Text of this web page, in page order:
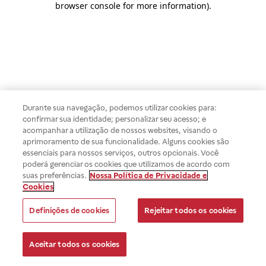
browser console for more information).
Durante sua navegação, podemos utilizar cookies para:
confirmar sua identidade; personalizar seu acesso; e
acompanhar a utilização de nossos websites, visando o
aprimoramento de sua funcionalidade. Alguns cookies são
essenciais para nossos serviços, outros opcionais. Você
poderá gerenciar os cookies que utilizamos de acordo com
suas preferências. Nossa Política de Privacidade e
Cookies
Definições de cookies Rejeitar todos os cookies
Aceitar todos os cookies